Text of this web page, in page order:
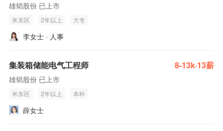
雄韬股份 已上市
米东区 2年以上 大专
李女士 · 人事
集装箱储能电气工程师 8-13k·13薪
雄韬股份 已上市
米东区 2年以上 本科
薛女士